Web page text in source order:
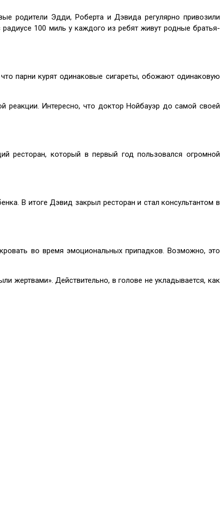
родители Эдди, Роберта и Дэвида регулярно привозили
100 миль у каждого из ребят живут родные братья-
парни курят одинаковые сигареты, обожают одинаковую
реакции. Интересно, что доктор Нойбауэр до самой своей
ресторан, который в первый год пользовался огромной
В итоге Дэвид закрыл ресторан и стал консультантом в
во время эмоциональных припадков. Возможно, это
жертвами». Действительно, в голове не укладывается, как